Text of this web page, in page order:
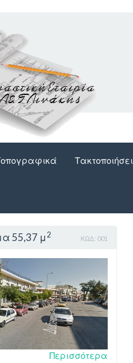
55,37 μ2 ΚΩΔ: 001
Περισσότερα